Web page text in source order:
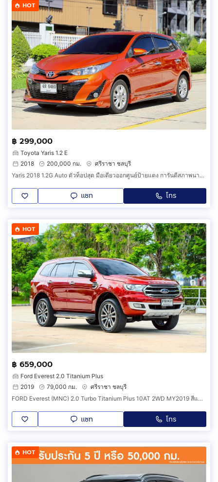
HOT
฿ 299,000
Toyota Yaris 1.2 E
2018
200,000 กม.
ศรีราชา ชลบุรี
Yaris 2018 1.2G Auto ตัวท็อปสุด มือเดียวออกศูนย์ป้ายแดง การันตีสภาพนางฟ้ารับรองสุดในรุ่นแน่นอนครับ
แชท โทร
HOT
฿ 659,000
Ford Everest 2.0 Titanium Plus
2019
79,000 กม.
ศรีราชา ชลบุรี
FORD Everest (MNC) 2.0 Turbo Titanium Plus 10AT 2WD MY2019 สีแดง วิ่ง 79,000km. รถบ้านแท้น็อตเดิมทุกชิ้นการันตี
แชท โทร
HOT